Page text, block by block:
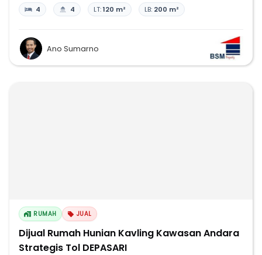
4 4 LT:120 m² LB: 200 m²
Ano Sumarno
RUMAH JUAL
Dijual Rumah Hunian Kavling Kawasan Andara
Strategis Tol DEPASARI